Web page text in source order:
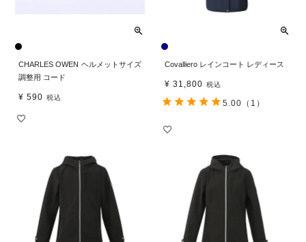
CHARLES OWEN ヘルメットサイズ
調整用 コード
¥ 590 税込
Covalliero レインコート レディース
¥ 31,800 税込
5.00 （1）